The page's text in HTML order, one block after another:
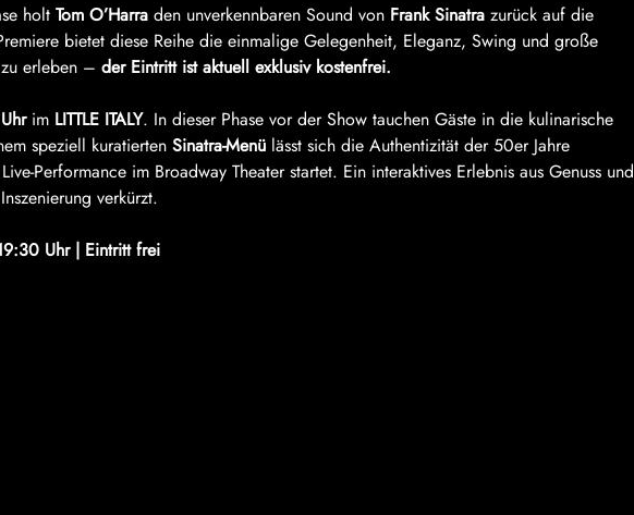
holt Tom O’Harra den unverkennbaren Sound von Frank Sinatra zurück auf die
bietet diese Reihe die einmalige Gelegenheit, Eleganz, Swing und große
erleben – der Eintritt ist aktuell exklusiv kostenfrei.
im LITTLE ITALY. In dieser Phase vor der Show tauchen Gäste in die kulinarische
speziell kuratierten Sinatra-Menü lässt sich die Authentizität der 50er Jahre
Performance im Broadway Theater startet. Ein interaktives Erlebnis aus Genuss und
verkürzt.
Uhr | Eintritt frei